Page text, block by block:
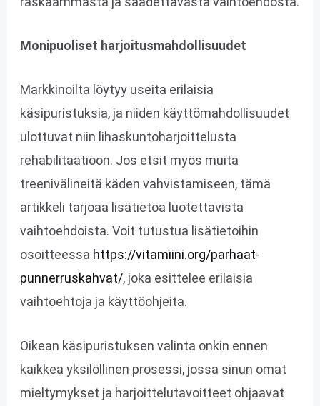
Monipuoliset harjoitusmahdollisuudet
Markkinoilta löytyy useita erilaisia
käsipuristuksia, ja niiden käyttömahdollisuudet
ulottuvat niin lihaskuntoharjoittelusta
rehabilitaatioon. Jos etsit myös muita
treenivälineitä käden vahvistamiseen, tämä
artikkeli tarjoaa lisätietoa luotettavista
vaihtoehdoista. Voit tutustua lisätietoihin
osoitteessa https://vitamiini.org/parhaat-
punnerruskahvat/, joka esittelee erilaisia
vaihtoehtoja ja käyttöohjeita.
Oikean käsipuristuksen valinta onkin ennen
kaikkea yksilöllinen prosessi, jossa sinun omat
mieltymykset ja harjoittelutavoitteet ohjaavat